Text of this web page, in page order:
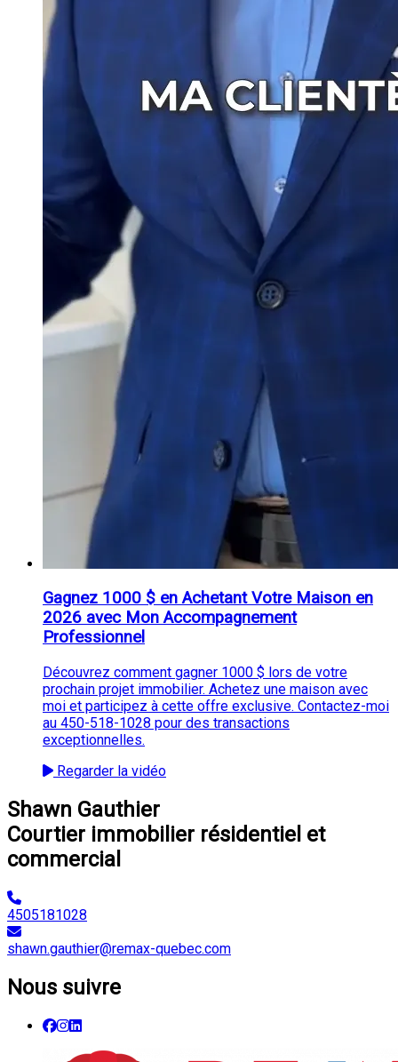
Gagnez 1000 $ en Achetant Votre Maison en
2026 avec Mon Accompagnement
Professionnel
Découvrez comment gagner 1000 $ lors de votre
prochain projet immobilier. Achetez une maison avec
moi et participez à cette offre exclusive. Contactez-moi
au 450-518-1028 pour des transactions
exceptionnelles.
Regarder la vidéo
Shawn Gauthier
Courtier immobilier résidentiel et
commercial
4505181028
shawn.gauthier@remax-quebec.com
Nous suivre